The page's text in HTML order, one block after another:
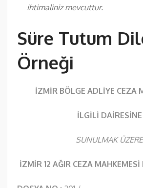
ihtimaliniz mevcuttur.
Süre Tutum
Örneği
İZMİR BÖLGE ADLİYE CEZA
İLGİLİ DAİRESİNE
SUNULMAK ÜZERE
İZMİR 12 AĞIR CEZA MAHKEMESİ